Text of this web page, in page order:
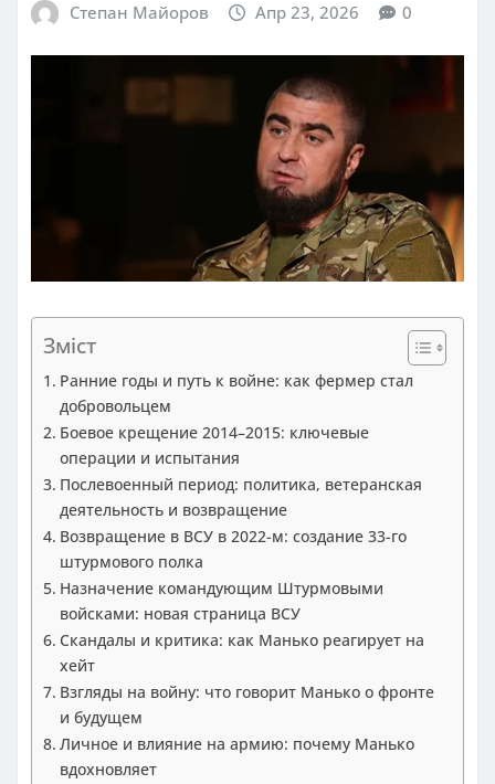
Степан Майоров Апр 23, 2026 0
Зміст
Ранние годы и путь к войне: как фермер стал
добровольцем
Боевое крещение 2014–2015: ключевые
операции и испытания
Послевоенный период: политика, ветеранская
деятельность и возвращение
Возвращение в ВСУ в 2022-м: создание 33-го
штурмового полка
Назначение командующим Штурмовыми
войсками: новая страница ВСУ
Скандалы и критика: как Манько реагирует на
хейт
Взгляды на войну: что говорит Манько о фронте
и будущем
Личное и влияние на армию: почему Манько
вдохновляет